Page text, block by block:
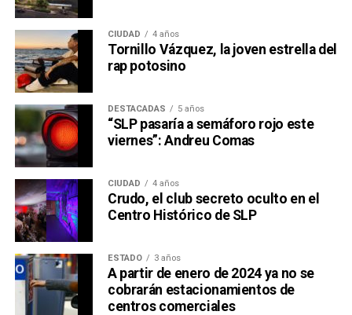
CIUDAD 4 años
Tornillo Vázquez, la joven estrella del
rap potosino
DESTACADAS 5 años
“SLP pasaría a semáforo rojo este
viernes”: Andreu Comas
CIUDAD 4 años
Crudo, el club secreto oculto en el
Centro Histórico de SLP
ESTADO 3 años
A partir de enero de 2024 ya no se
cobrarán estacionamientos de
centros comerciales